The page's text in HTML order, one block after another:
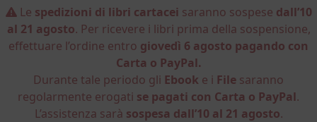
Le spedizioni di libri cartacei saranno sospese dall’10
al 21 agosto. Per ricevere i libri prima della sospensione,
effettuare l’ordine entro giovedì 6 agosto pagando con
Carta o PayPal.
Durante tale periodo gli Ebook e i File saranno
regolarmente erogati se pagati con Carta o PayPal.
L’assistenza sarà sospesa dall’10 al 21 agosto.